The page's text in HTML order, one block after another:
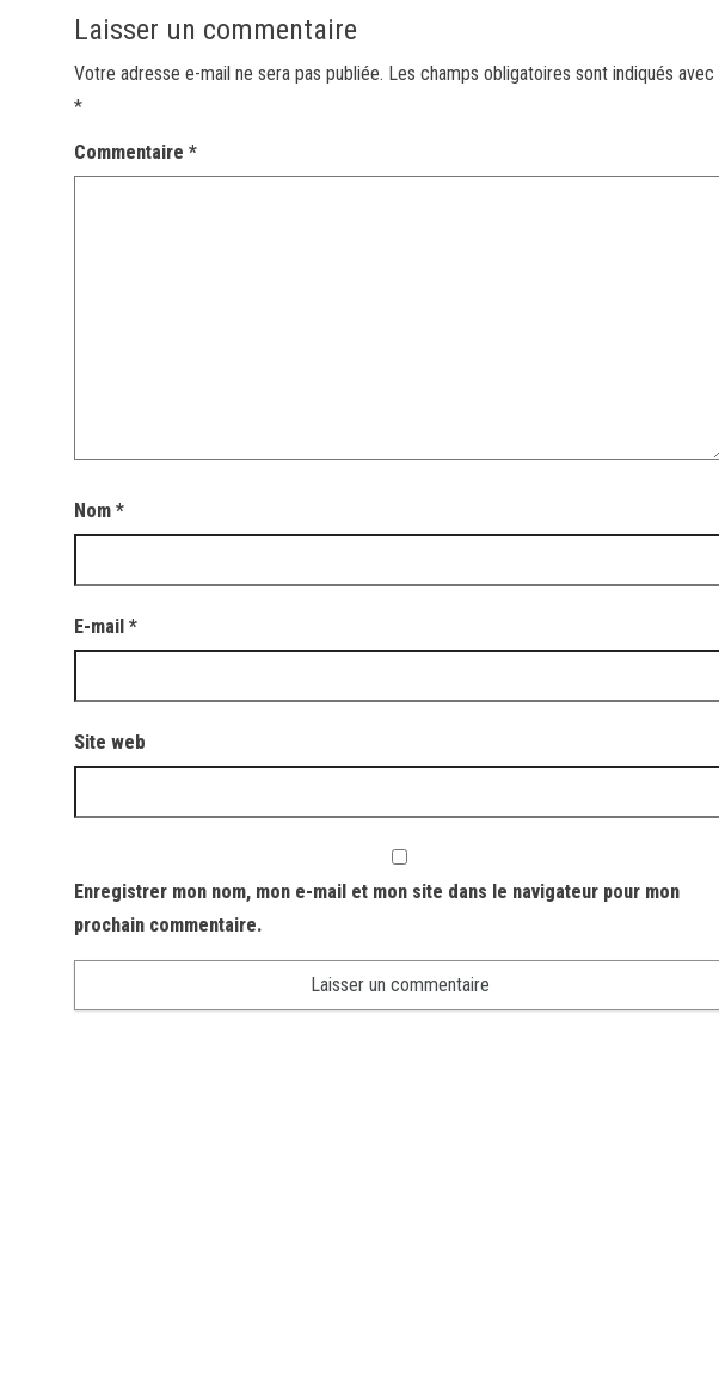
Laisser un commentaire
Votre adresse e-mail ne sera pas publiée. Les champs obligatoires sont indiqués avec
*
Commentaire*
Nom*
E-mail*
Site web
Enregistrer mon nom, mon e-mail et mon site dans le navigateur pour mon
prochain commentaire.